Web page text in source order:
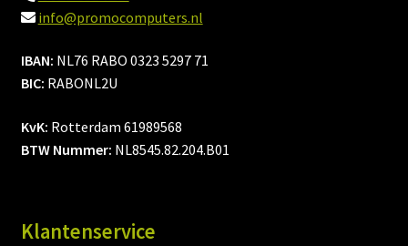
Afrekenen
Mijn account
info@promocomputers.nl
IBAN: NL76 RABO 0323 5297 71
BIC: RABONL2U
KvK: Rotterdam 61989568
BTW Nummer: NL8545.82.204.B01
Klantenservice